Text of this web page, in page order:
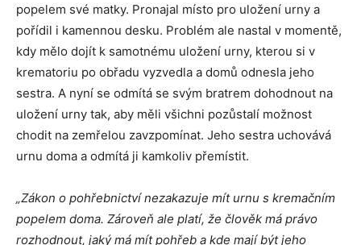
popelem své matky. Pronajal místo pro uložení urny a
pořídil i kamennou desku. Problém ale nastal v momentě,
kdy mělo dojít k samotnému uložení urny, kterou si v
krematoriu po obřadu vyzvedla a domů odnesla jeho
sestra. A nyní se odmítá se svým bratrem dohodnout na
uložení urny tak, aby měli všichni pozůstalí možnost
chodit na zemřelou zavzpomínat. Jeho sestra uchovává
urnu doma a odmítá ji kamkoliv přemístit.
„Zákon o pohřebnictví nezakazuje mít urnu s kremačním
popelem doma. Zároveň ale platí, že člověk má právo
rozhodnout, jaký má mít pohřeb a kde mají být jeho